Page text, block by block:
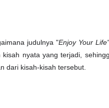
judulnya "Enjoy Your
nyata yang terjadi,
dari kisah-kisah tersebut.